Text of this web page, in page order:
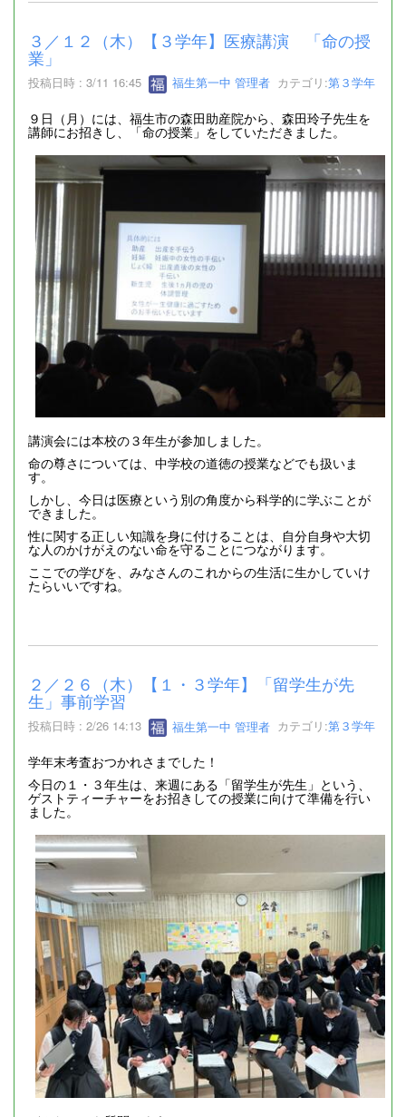
３／１２（木）【３学年】医療講演 「命の授
業」
投稿日時 : 3/11 16:45 福生第一中 管理者 カテゴリ:第３学年
９日（月）には、福生市の森田助産院から、森田玲子先生を
講師にお招きし、「命の授業」をしていただきました。
講演会には本校の３年生が参加しました。
命の尊さについては、中学校の道徳の授業などでも扱いま
す。
しかし、今日は医療という別の角度から科学的に学ぶことが
できました。
性に関する正しい知識を身に付けることは、自分自身や大切
な人のかけがえのない命を守ることにつながります。
ここでの学びを、みなさんのこれからの生活に生かしていけ
たらいいですね。
２／２６（木）【１・３学年】「留学生が先
生」事前学習
投稿日時 : 2/26 14:13 福生第一中 管理者 カテゴリ:第３学年
学年末考査おつかれさまでした！
今日の１・３年生は、来週にある「留学生が先生」という、
ゲストティーチャーをお招きしての授業に向けて準備を行い
ました。